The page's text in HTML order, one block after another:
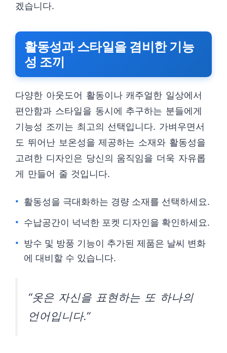
겠습니다.
활동성과 스타일을 겸비한 기능
성 조끼
다양한 아웃도어 활동이나 캐주얼한 일상에서
편안함과 스타일을 동시에 추구하는 분들에게
기능성 조끼는 최고의 선택입니다. 가벼우면서
도 뛰어난 보온성을 제공하는 소재와 활동성을
고려한 디자인은 당신의 움직임을 더욱 자유롭
게 만들어 줄 것입니다.
활동성을 극대화하는 경량 소재를 선택하세요.
수납공간이 넉넉한 포켓 디자인을 확인하세요.
방수 및 방풍 기능이 추가된 제품은 날씨 변화
에 대비할 수 있습니다.
“옷은 자신을 표현하는 또 하나의
언어입니다.”